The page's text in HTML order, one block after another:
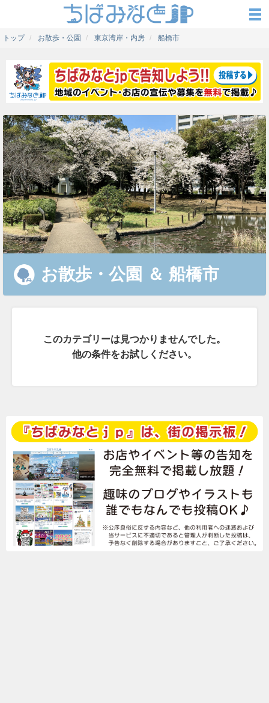
トップ お散歩・公園 東京湾岸・内房 船橋市
お散歩・公園 ＆ 船橋市
このカテゴリーは見つかりませんでした。
他の条件をお試しください。